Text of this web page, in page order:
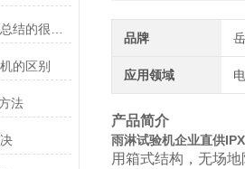
的区别
法
品牌
应用领域
产品简介
雨淋试验机企业直供
用箱式结构，无场